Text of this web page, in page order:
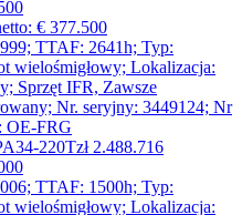
€ 377.500
TTAF: 2641h; Typ:
wielośmigłowy; Lokalizacja:
Sprzęt IFR, Zawsze
Nr. seryjny: 3449124; Nr
OE-FRG
220Tzł 2.488.716
TTAF: 1500h; Typ:
wielośmigłowy; Lokalizacja: